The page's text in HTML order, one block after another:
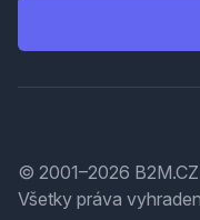
© 2001–2026 B2M.CZ
Všetky práva